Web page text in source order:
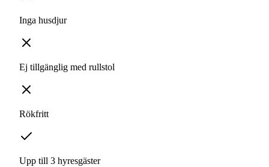
Inga husdjur
Ej tillgänglig med rullstol
Rökfritt
Upp till 3 hyresgäster